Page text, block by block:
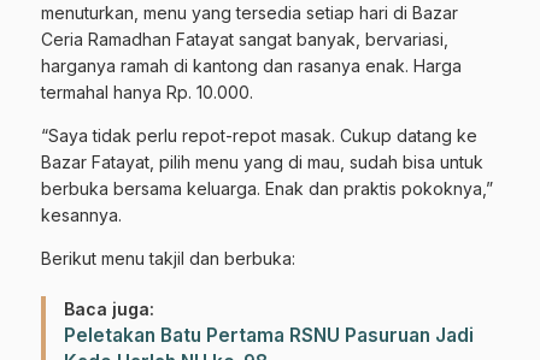
menuturkan, menu yang tersedia setiap hari di Bazar
Ceria Ramadhan Fatayat sangat banyak, bervariasi,
harganya ramah di kantong dan rasanya enak. Harga
termahal hanya Rp. 10.000.
“Saya tidak perlu repot-repot masak. Cukup datang ke
Bazar Fatayat, pilih menu yang di mau, sudah bisa untuk
berbuka bersama keluarga. Enak dan praktis pokoknya,”
kesannya.
Berikut menu takjil dan berbuka:
Baca juga:
Peletakan Batu Pertama RSNU Pasuruan Jadi